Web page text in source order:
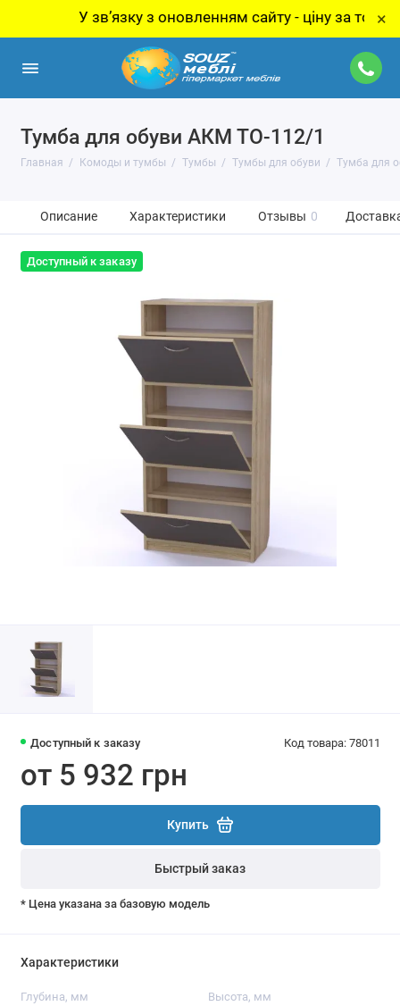
У звʼязку з оновленням сайту - ціну за товар ×
Тумба для обуви АКМ ТО-112/1
Главная Комоды и тумбы Тумбы Тумбы для обуви Тумба для
Описание Характеристики Отзывы 0
Доступный к заказу
Доступный к заказу Код товара: 78011
от 5 932 грн
Купить
Быстрый заказ
* Цена указана за базовую модель
Характеристики
Глубина, мм Высота, мм